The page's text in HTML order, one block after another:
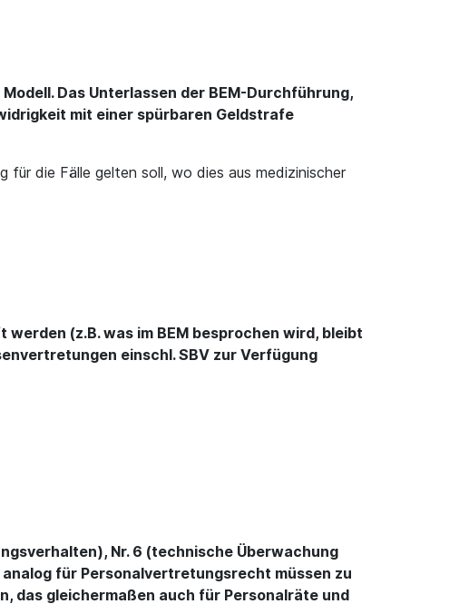
Das Unterlassen der BEM-Durchführung,
mit einer spürbaren Geldstrafe
für die Fälle gelten soll, wo dies aus medizinischer
(z.B. was im BEM besprochen wird, bleibt
einschl. SBV zur Verfügung
Nr. 6 (technische Überwachung
für Personalvertretungsrecht müssen zu
das gleichermaßen auch für Personalräte und